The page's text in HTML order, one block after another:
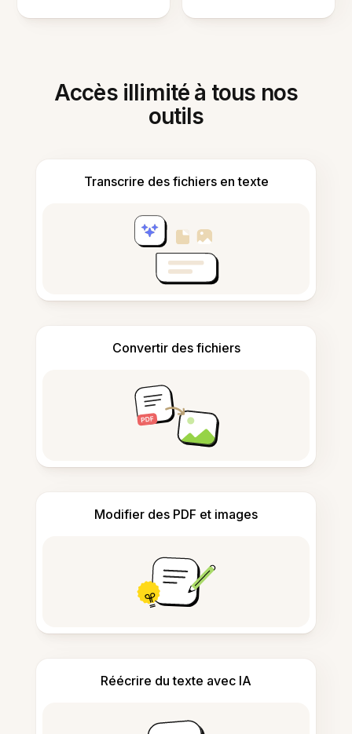
Accès illimité à tous nos
outils
Transcrire des fichiers en texte
Convertir des fichiers
Modifier des PDF et images
Réécrire du texte avec IA